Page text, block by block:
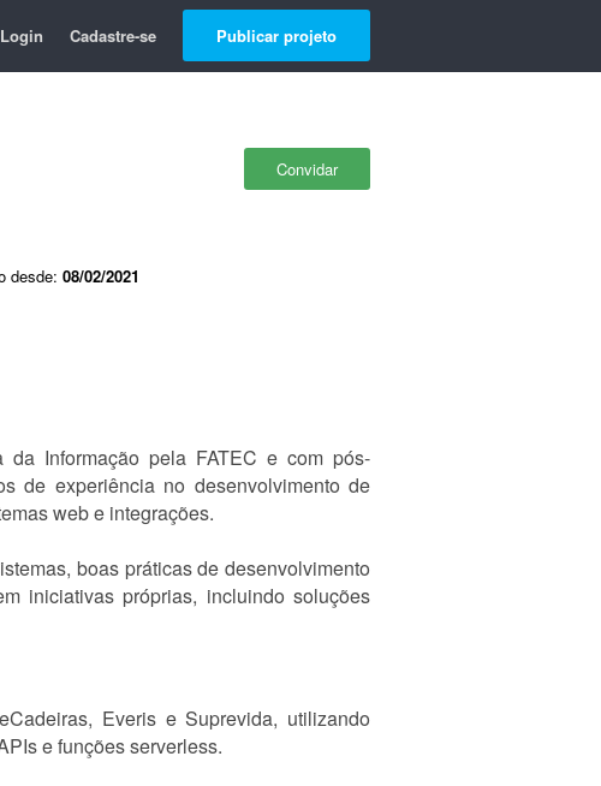
Login Cadastre-se Publicar projeto
Convidar
desde: 08/02/2021
da Informação pela FATEC e com pós-
de experiência no desenvolvimento de
web e integrações.
boas práticas de desenvolvimento
iniciativas próprias, incluindo soluções
Everis e Suprevida, utilizando
e funções serverless.